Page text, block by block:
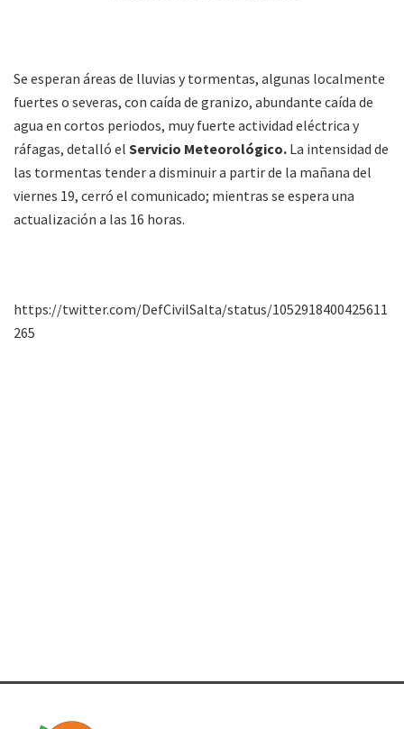
Se esperan áreas de lluvias y tormentas, algunas localmente
fuertes o severas, con caída de granizo, abundante caída de
agua en cortos periodos, muy fuerte actividad eléctrica y
ráfagas, detalló el Servicio Meteorológico. La intensidad de
las tormentas tender a disminuir a partir de la mañana del
viernes 19, cerró el comunicado; mientras se espera una
actualización a las 16 horas.
https://twitter.com/DefCivilSalta/status/1052918400425611
265